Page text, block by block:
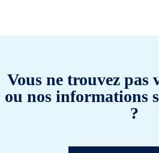
Vous ne trouvez pas
ou nos informations
?